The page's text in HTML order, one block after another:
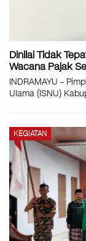
Dinilai Tidak
Wacana Pajak
INDRAMAYU –
Ulama (ISNU)
KEGIATAN